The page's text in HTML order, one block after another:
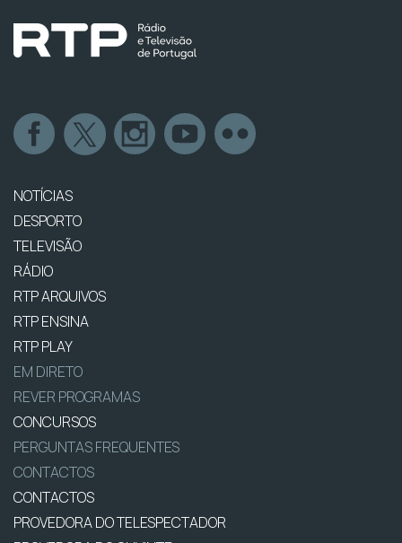
NOTÍCIAS
DESPORTO
TELEVISÃO
RÁDIO
RTP ARQUIVOS
RTP ENSINA
RTP PLAY
EM DIRETO
REVER PROGRAMAS
CONCURSOS
PERGUNTAS FREQUENTES
CONTACTOS
CONTACTOS
PROVEDORA DO TELESPECTADOR